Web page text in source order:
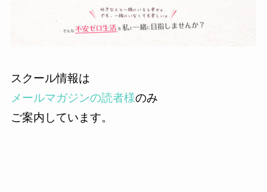
スクール情報は
メールマガジンの読者様のみ
ご案内しています。